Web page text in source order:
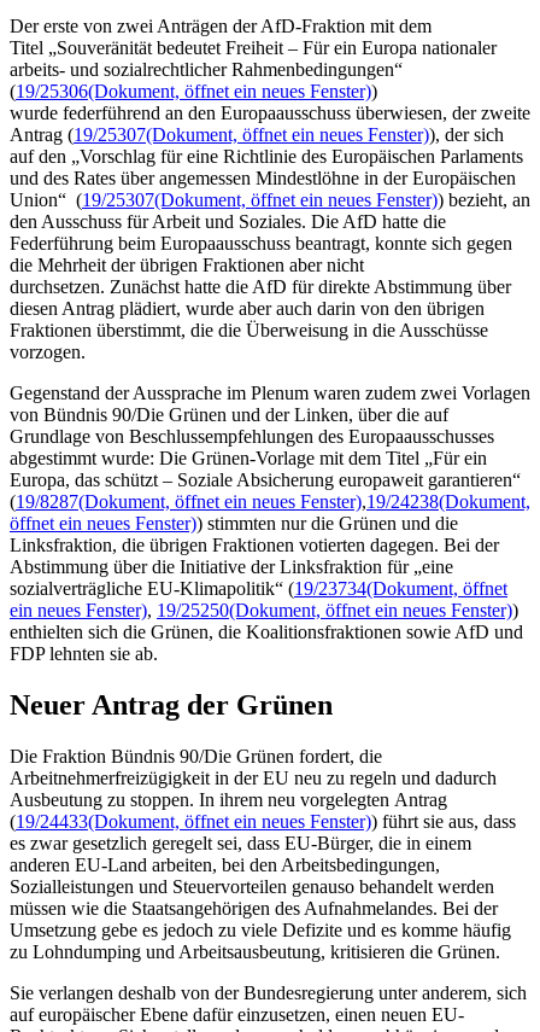
Der erste von zwei Anträgen der AfD-Fraktion mit dem
Titel „Souveränität bedeutet Freiheit – Für ein Europa nationaler
arbeits- und sozialrechtlicher Rahmenbedingungen“
(19/25306(Dokument, öffnet ein neues Fenster))
wurde federführend an den Europaausschuss überwiesen, der zweite
Antrag (19/25307(Dokument, öffnet ein neues Fenster)), der sich
auf den „Vorschlag für eine Richtlinie des Europäischen Parlaments
und des Rates über angemessen Mindestlöhne in der Europäischen
Union“ (19/25307(Dokument, öffnet ein neues Fenster)) bezieht, an
den Ausschuss für Arbeit und Soziales. Die AfD hatte die
Federführung beim Europaausschuss beantragt, konnte sich gegen
die Mehrheit der übrigen Fraktionen aber nicht
durchsetzen. Zunächst hatte die AfD für direkte Abstimmung über
diesen Antrag plädiert, wurde aber auch darin von den übrigen
Fraktionen überstimmt, die die Überweisung in die Ausschüsse
vorzogen.
Gegenstand der Aussprache im Plenum waren zudem zwei Vorlagen
von Bündnis 90/Die Grünen und der Linken, über die auf
Grundlage von Beschlussempfehlungen des Europaausschusses
abgestimmt wurde: Die Grünen-Vorlage mit dem Titel „Für ein
Europa, das schützt – Soziale Absicherung europaweit garantieren“
(19/8287(Dokument, öffnet ein neues Fenster),19/24238(Dokument,
öffnet ein neues Fenster)) stimmten nur die Grünen und die
Linksfraktion, die übrigen Fraktionen votierten dagegen. Bei der
Abstimmung über die Initiative der Linksfraktion für „eine
sozialverträgliche EU-Klimapolitik“ (19/23734(Dokument, öffnet
ein neues Fenster), 19/25250(Dokument, öffnet ein neues Fenster))
enthielten sich die Grünen, die Koalitionsfraktionen sowie AfD und
FDP lehnten sie ab.
Neuer Antrag der Grünen
Die Fraktion Bündnis 90/Die Grünen fordert, die
Arbeitnehmerfreizügigkeit in der EU neu zu regeln und dadurch
Ausbeutung zu stoppen. In ihrem neu vorgelegten Antrag
(19/24433(Dokument, öffnet ein neues Fenster)) führt sie aus, dass
es zwar gesetzlich geregelt sei, dass EU-Bürger, die in einem
anderen EU-Land arbeiten, bei den Arbeitsbedingungen,
Sozialleistungen und Steuervorteilen genauso behandelt werden
müssen wie die Staatsangehörigen des Aufnahmelandes. Bei der
Umsetzung gebe es jedoch zu viele Defizite und es komme häufig
zu Lohndumping und Arbeitsausbeutung, kritisieren die Grünen.
Sie verlangen deshalb von der Bundesregierung unter anderem, sich
auf europäischer Ebene dafür einzusetzen, einen neuen EU-